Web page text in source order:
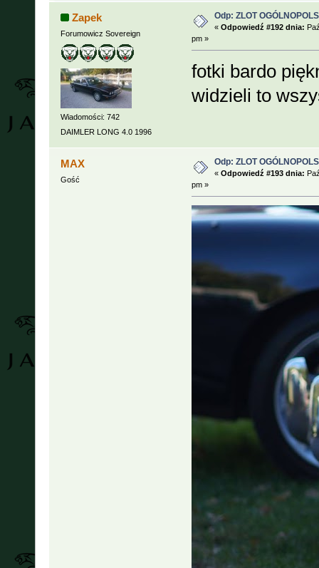
Zapek
Forumowicz Sovereign
Wiadomości: 742
DAIMLER LONG 4.0 1996
Odp: ZLOT
« Odpowiedź #192 dnia:
pm »
fotki bardo
widzieli to
MAX
Gość
Odp: ZLOT
« Odpowiedź #193 dnia:
pm »